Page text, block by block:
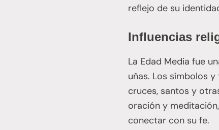
reflejo de su
Influencias
La Edad Media fue
uñas. Los símbolos
cruces, santos y
oración y
conectar con su fe.